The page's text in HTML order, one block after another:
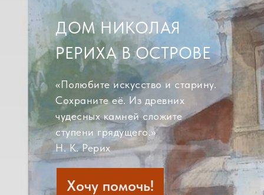
Хочу помочь!
«Полюбите искусство и старину.
Сохраните её. Из древних
чудесных камней сложите
ступени грядущего.»
Н. К. Рерих
ДОМ НИКОЛАЯ
РЕРИХА В ОСТРОВЕ